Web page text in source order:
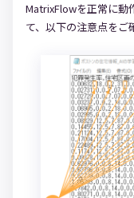
MatrixFlowを正常に動
て、以下の注意点をご